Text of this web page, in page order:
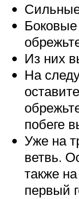
Боковые
Из них
На
побеге
Уже на
ветвь.
также
первый